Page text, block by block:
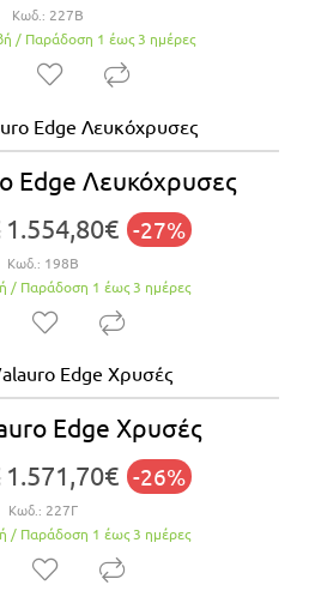
Κωδ.: 227Β
/ Παράδoση 1 έως 3 ημέρες
Edge Λευκόχρυσες
1.554,80€ -27%
Κωδ.: 198Β
/ Παράδoση 1 έως 3 ημέρες
Edge Xρυσές
1.571,70€ -26%
Κωδ.: 227Γ
/ Παράδoση 1 έως 3 ημέρες